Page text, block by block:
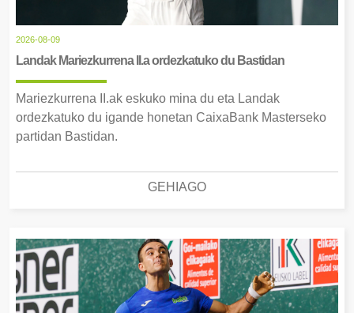
2026-08-09
Landak Mariezkurrena II.a ordezkatuko du Bastidan
Mariezkurrena II.ak eskuko mina du eta Landak
ordezkatuko du igande honetan CaixaBank Masterseko
partidan Bastidan.
GEHIAGO